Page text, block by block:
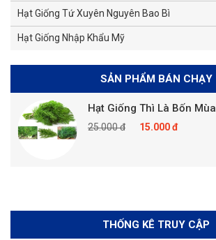
Hạt Giống Tứ Xuyên Nguyên Bao Bì
Hạt Giống Nhập Khẩu Mỹ
SẢN PHẨM BÁN CHẠY
Hạt Giống Thì Là Bốn Mùa
25.000 đ 15.000 đ
THỐNG KÊ TRUY CẬP